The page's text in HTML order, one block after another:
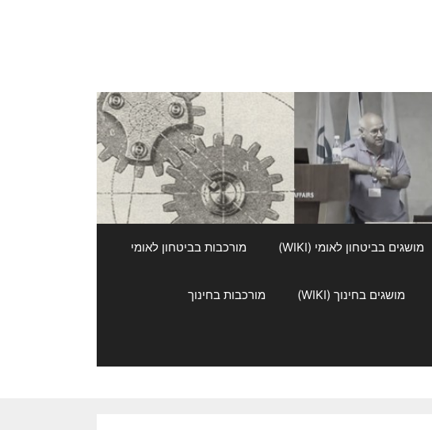
מושגים בביטחון לאומי (WIKI) מורכבות בביטחון לאומי
מושגים בחינוך (WIKI) מורכבות בחינוך